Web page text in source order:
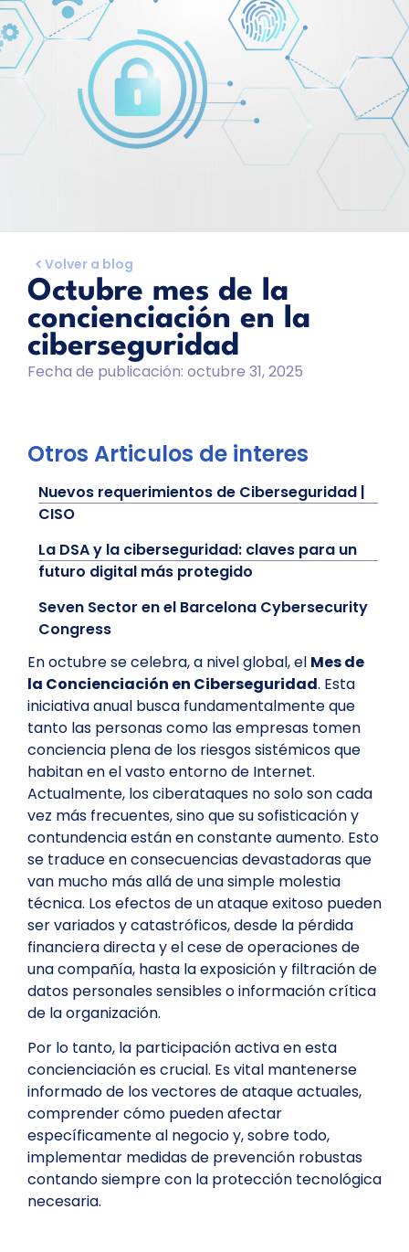
Volver a blog
Octubre mes de la
concienciación en la
ciberseguridad
Fecha de publicación: octubre 31, 2025
Otros Articulos de interes
Nuevos requerimientos de Ciberseguridad |
CISO
La DSA y la ciberseguridad: claves para un
futuro digital más protegido
Seven Sector en el Barcelona Cybersecurity
Congress
En octubre se celebra, a nivel global, el Mes de
la Concienciación en Ciberseguridad. Esta
iniciativa anual busca fundamentalmente que
tanto las personas como las empresas tomen
conciencia plena de los riesgos sistémicos que
habitan en el vasto entorno de Internet.
Actualmente, los ciberataques no solo son cada
vez más frecuentes, sino que su sofisticación y
contundencia están en constante aumento. Esto
se traduce en consecuencias devastadoras que
van mucho más allá de una simple molestia
técnica. Los efectos de un ataque exitoso pueden
ser variados y catastróficos, desde la pérdida
financiera directa y el cese de operaciones de
una compañía, hasta la exposición y filtración de
datos personales sensibles o información crítica
de la organización.
Por lo tanto, la participación activa en esta
concienciación es crucial. Es vital mantenerse
informado de los vectores de ataque actuales,
comprender cómo pueden afectar
específicamente al negocio y, sobre todo,
implementar medidas de prevención robustas
contando siempre con la protección tecnológica
necesaria.